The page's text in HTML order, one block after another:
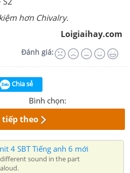
hơn Chivalry.
Loigiaihay.com
Đánh giá:
Chia sẻ
Bình chọn:
tiếp theo
4 SBT Tiếng anh 6 mới
sound in the part